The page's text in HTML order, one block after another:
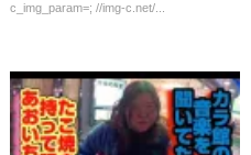
c_img_param=; //img-c.net/...